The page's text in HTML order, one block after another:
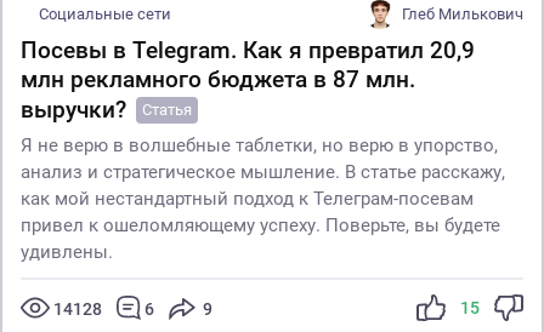
Социальные сети Глеб Милькович
Посевы в Telegram. Как я превратил 20,9
млн рекламного бюджета в 87 млн.
выручки?
Статья
Я не верю в волшебные таблетки, но верю в упорство,
анализ и стратегическое мышление. В статье расскажу,
как мой нестандартный подход к Телеграм-посевам
привел к ошеломляющему успеху. Поверьте, вы будете
удивлены.
14128 6 9 15